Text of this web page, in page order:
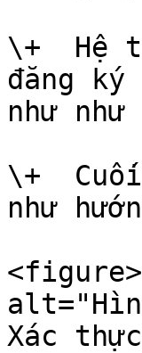
\+  Hệ
đăng ký
như
\+
như
Xác